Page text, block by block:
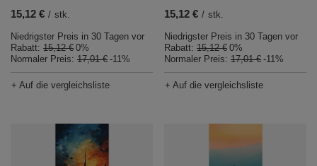
15,12 € / stk.
Niedrigster Preis in 30 Tagen vor
Rabatt: 15,12 € 0%
Normaler Preis: 17,01 € -11%
+ Auf die vergleichsliste
15,12 € / stk.
Niedrigster Preis in 30 Tagen vor
Rabatt: 15,12 € 0%
Normaler Preis: 17,01 € -11%
+ Auf die vergleichsliste